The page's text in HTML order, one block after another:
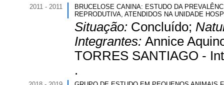
2011 - 2011
BRUCELOSE CANINA: ESTUDO DA
REPRODUTIVA, ATENDIDOS NA UNIDADE
Situação: Concluído;
Integrantes: Annice
TORRES SANTIAGO -
.